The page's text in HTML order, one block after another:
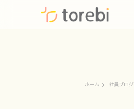
ホーム 社員ブログ